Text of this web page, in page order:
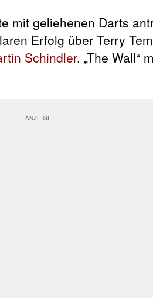
mit geliehenen Darts
Erfolg über Terry
Schindler. „The Wall“